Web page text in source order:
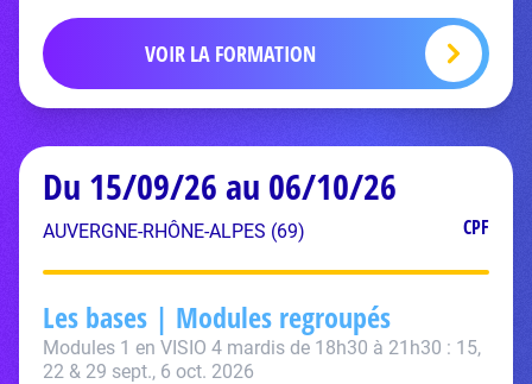
VOIR LA FORMATION
Du 15/09/26 au 06/10/26
AUVERGNE-RHÔNE-ALPES (69) CPF
Les bases | Modules regroupés
Modules 1 en VISIO 4 mardis de 18h30 à 21h30 : 15,
22 & 29 sept., 6 oct. 2026